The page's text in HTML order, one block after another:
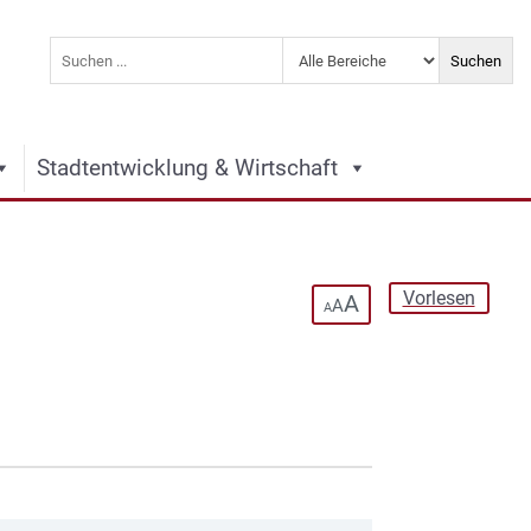
Stadtentwicklung & Wirtschaft
Vorlesen
AAA